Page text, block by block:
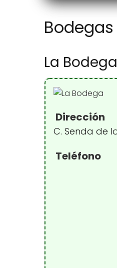
La Bodega
Dirección
C. Senda de
Teléfono